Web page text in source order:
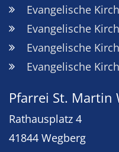
Evangelische
Evangelische
Evangelische
Evangelische
Pfarrei St. Martin
Rathausplatz 4
41844 Wegberg